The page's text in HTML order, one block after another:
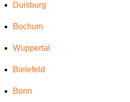
Duisburg
Bochum
Wuppertal
Bielefeld
Bonn